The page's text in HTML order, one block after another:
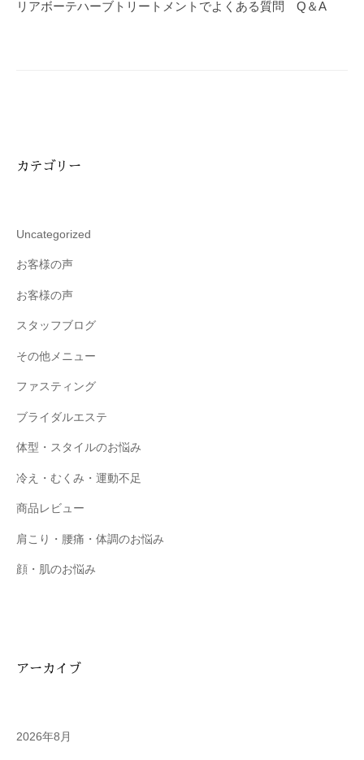
リアボーテハーブトリートメントでよくある質問 Q＆A
カテゴリー
Uncategorized
お客様の声
お客様の声
スタッフブログ
その他メニュー
ファスティング
ブライダルエステ
体型・スタイルのお悩み
冷え・むくみ・運動不足
商品レビュー
肩こり・腰痛・体調のお悩み
顔・肌のお悩み
アーカイブ
2026年8月